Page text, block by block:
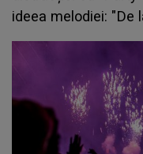
ideea melodiei: "De
că..."